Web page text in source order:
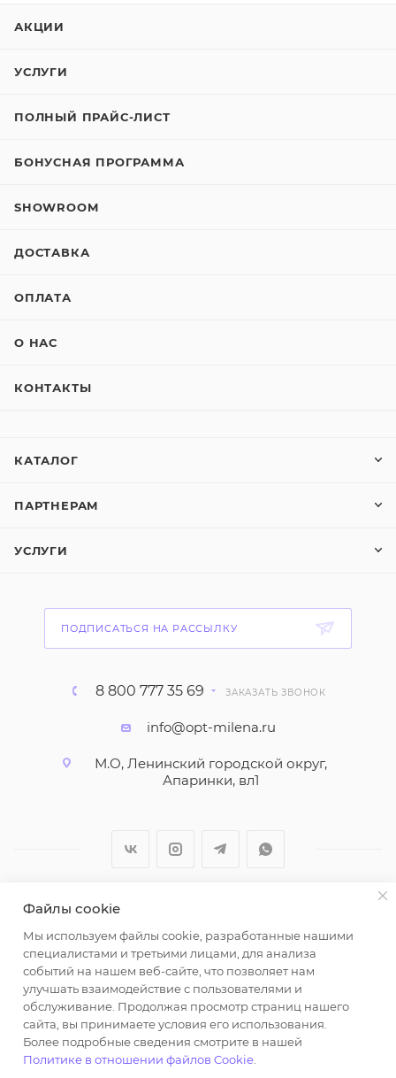
АКЦИИ
УСЛУГИ
ПОЛНЫЙ ПРАЙС-ЛИСТ
БОНУСНАЯ ПРОГРАММА
SHOWROOM
ДОСТАВКА
ОПЛАТА
О НАС
КОНТАКТЫ
КАТАЛОГ
ПАРТНЕРАМ
УСЛУГИ
ПОДПИСАТЬСЯ НА РАССЫЛКУ
8 800 777 35 69 ЗАКАЗАТЬ ЗВОНОК
info@opt-milena.ru
М.О, Ленинский городской округ,
Апаринки, вл1
2026 © ООО "Вайт Текстиль групп"
Любая информация на сайте носит справочный
характер и не является публичной офертой
определяемой положениями пункта 2 статьи 437
Гражданского кодекса Российской Федерации.
Использование любых материалов, опубликованных
на https://opt-milena.ru, допустимо только при
наличии письменного разрешения редакции и
Файлы cookie
Мы используем файлы cookie, разработанные нашими
специалистами и третьими лицами, для анализа
событий на нашем веб-сайте, что позволяет нам
улучшать взаимодействие с пользователями и
обслуживание. Продолжая просмотр страниц нашего
сайта, вы принимаете условия его использования.
Более подробные сведения смотрите в нашей
Политике в отношении файлов Cookie